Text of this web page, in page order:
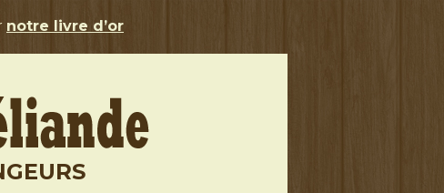
notre livre d’or